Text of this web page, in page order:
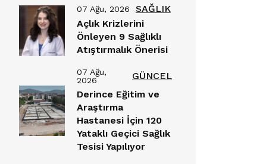
07 Ağu, 2026
SAĞLIK
Açlık Krizlerini
Önleyen 9 Sağlıklı
Atıştırmalık Önerisi
07 Ağu,
2026
GÜNCEL
Derince Eğitim ve
Araştırma
Hastanesi İçin 120
Yataklı Geçici Sağlık
Tesisi Yapılıyor